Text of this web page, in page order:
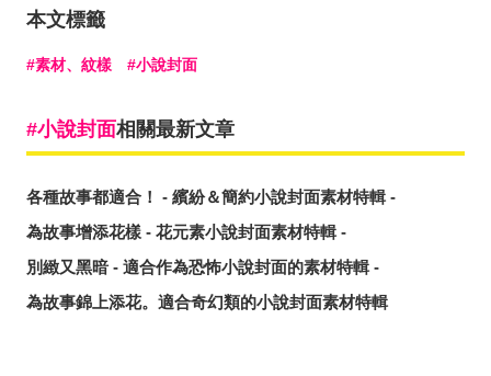
本文標籤
素材、紋樣 小說封面
小說封面相關最新文章
各種故事都適合！ - 繽紛＆簡約小說封面素材特輯 -
為故事增添花樣 - 花元素小說封面素材特輯 -
別緻又黑暗 - 適合作為恐怖小說封面的素材特輯 -
為故事錦上添花。適合奇幻類的小說封面素材特輯